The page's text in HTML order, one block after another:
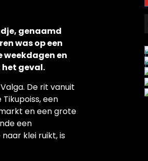
genaamd
was op een
weekdagen en
het geval.
De rit vanuit
een
en een grote
een
klei ruikt, is